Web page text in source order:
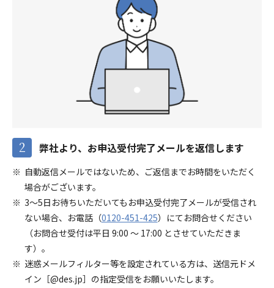
2 弊社より、お申込受付完了メールを返信します
自動返信メールではないため、ご返信までお時間をいただく
場合がございます。
3～5日お待ちいただいてもお申込受付完了メールが受信され
ない場合、お電話（0120-451-425）にてお問合せください
（お問合せ受付は平日 9:00 ～ 17:00 とさせていただきま
す）。
迷惑メールフィルター等を設定されている方は、送信元ドメ
イン［@des.jp］の指定受信をお願いいたします。